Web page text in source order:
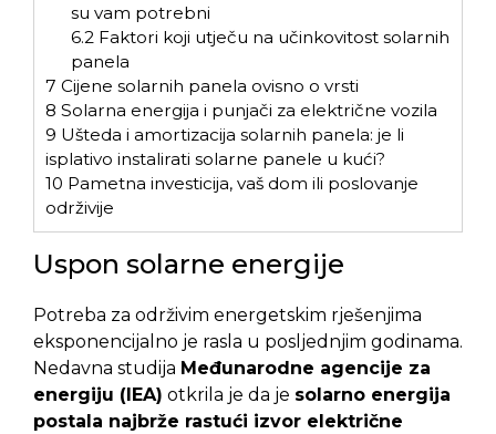
su vam potrebni
6.2Faktori koji utječu na učinkovitost solarnih
panela
7 Cijene solarnih panela ovisno o vrsti
8 Solarna energija i punjači za električne vozila
9 Ušteda i amortizacija solarnih panela: je li
isplativo instalirati solarne panele u kući?
10 Pametna investicija, vaš dom ili poslovanje
održivije
Uspon solarne energije
Potreba za održivim energetskim rješenjima
eksponencijalno je rasla u posljednjim godinama.
Nedavna studija Međunarodne agencije za
energiju (IEA) otkrila je da je solarno energija
postala najbrže rastući izvor električne